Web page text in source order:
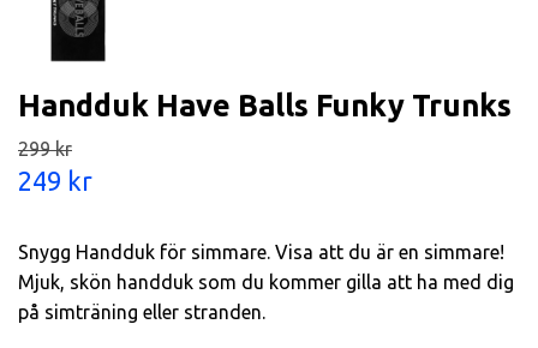
Handduk Have Balls Funky Trunks
299 kr
249 kr
Snygg Handduk för simmare. Visa att du är en simmare!
Mjuk, skön handduk som du kommer gilla att ha med dig
på simträning eller stranden.